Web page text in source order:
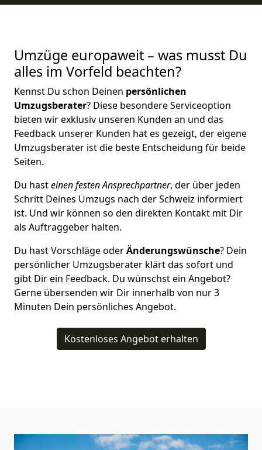
Umzüge europaweit – was musst Du
alles im Vorfeld beachten?
Kennst Du schon Deinen persönlichen
Umzugsberater? Diese besondere Serviceoption
bieten wir exklusiv unseren Kunden an und das
Feedback unserer Kunden hat es gezeigt, der eigene
Umzugsberater ist die beste Entscheidung für beide
Seiten.
Du hasteinen festen Ansprechpartner, der über jeden
Schritt Deines Umzugs nach der Schweiz informiert
ist. Und wir können so den direkten Kontakt mit Dir
als Auftraggeber halten.
Du hast Vorschläge oderÄnderungswünsche? Dein
persönlicher Umzugsberater klärt das sofort und
gibt Dir ein Feedback. Du wünschst ein Angebot?
Gerne übersenden wir Dir innerhalb von nur3
Minuten Dein persönliches Angebot.
Kostenloses Angebot erhalten